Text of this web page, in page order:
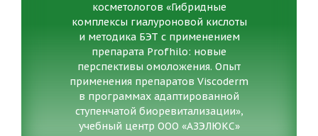
косметологов «Гибридные
комплексы гиалуроновой кислоты
и методика БЭТ с применением
препарата Profhilo: новые
перспективы омоложения. Опыт
применения препаратов Viscoderm
в программах адаптированной
ступенчатой биоревитализации»,
учебный центр ООО «АЗЭЛЮКС»